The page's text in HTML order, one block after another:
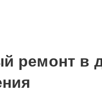
ремонт в